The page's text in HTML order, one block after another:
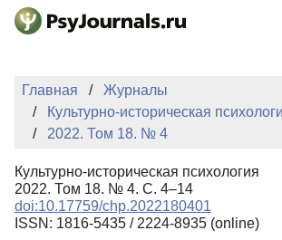
Перейти к основному содержанию
НОВОСТИ
КЛЮЧЕВЫЕ СЛОВА
Регистрация
Главная
Журналы
Культурно-историческая
2022. Том 18. № 4
Культурно-историческая психология
2022. Том 18. № 4. С. 4–14
doi:10.17759/chp.2022180401
ISSN: 1816-5435 / 2224-8935 (online)